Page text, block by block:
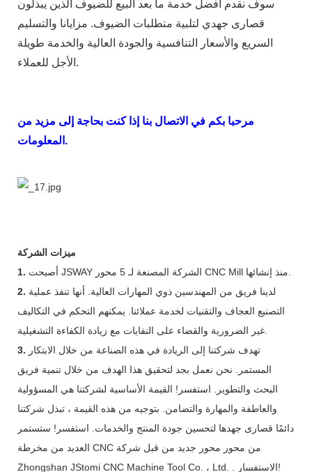
سوف نقدم أفضل خدمة ما بعد البيع للضيوف الذين يبذلون
قصارى جهدي لتلبية متطلبات الضيوف. مزايانا والتسليم
السريع والأسعار التنافسية والجودة العالية والخدمة طويلة
الأجل للعملاء.
مرحبا بكم في الاتصال بنا إذا كنت بحاجة إلى مزيد من
المعلومات.
ميزات الشركة
1.
2. لدينا فريق من المهندسين ذوي المهارات العالية. أنها تنفذ عملية
التصنيع العجاف والتقنيات لخدمة عملائنا. يمكنهم التحكم في التكاليف
3. تهدف شركتنا إلى الريادة في هذه الصناعة من خلال الابتكار
المستمر. نحن نعمل بجد لتحقيق هذا الهدف من خلال تنمية فريق
البحث والتطوير. استفسر! القيمة الأساسية لشركتنا هي المسؤولية
والعاطفة والمهارة والتضامن. بتوجيه من هذه القيمة ، تبذل شركتنا
دائمًا قصارى جهدها لتحسين جودة المنتج والخدمات. استفسر! ستستمر
العديد من مخرطة CNC من محور محور جديد من قبل شركة
Zhongshan JStomi CNC Machine Tool Co. ، Ltd. . الاستفسار!